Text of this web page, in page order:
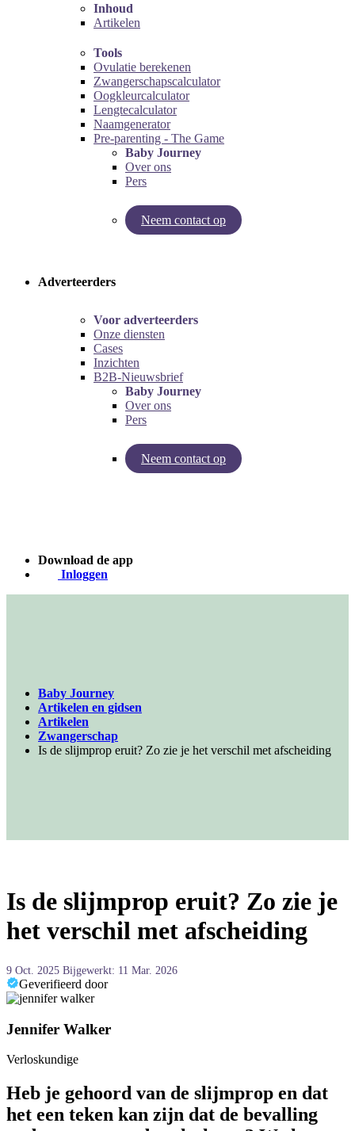
Inhoud
Artikelen
Tools
Ovulatie berekenen
Zwangerschapscalculator
Oogkleurcalculator
Lengtecalculator
Naamgenerator
Pre-parenting - The Game
Baby Journey
Over ons
Pers
Neem contact op
Try our pregnancy calculator!
Adverteerders
Voor adverteerders
Onze diensten
Cases
Inzichten
B2B-Nieuwsbrief
Baby Journey
Over ons
Pers
Neem contact op
Inzichten van Baby Journey
Download de app
Inloggen
Baby Journey
Artikelen en gidsen
Artikelen
Zwangerschap
Is de slijmprop eruit? Zo zie je het verschil met afscheiding
Is de slijmprop eruit? Zo zie je
het verschil met afscheiding
9 Oct. 2025 Bijgewerkt: 11 Mar. 2026
Geverifieerd door
Jennifer Walker
Verloskundige
Heb je gehoord van de slijmprop en dat
het een teken kan zijn dat de bevalling